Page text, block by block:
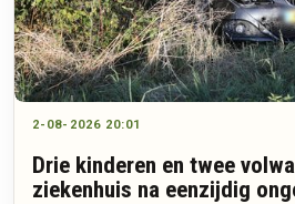
2-08-2026 20:01
Drie kinderen en twee
ziekenhuis na eenzijdig